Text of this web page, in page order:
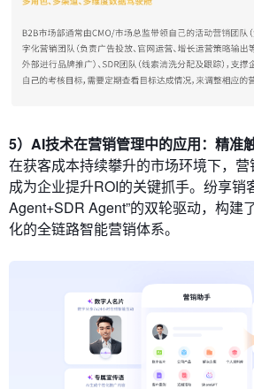
5）AI技术在营销管理中的应用：精准
在获客成本持续攀升的市场环境下，
成为企业提升ROI的关键抓手。纷享销
Agent+SDR Agent”的双轮驱动，构建
化的全链路智能营销体系。